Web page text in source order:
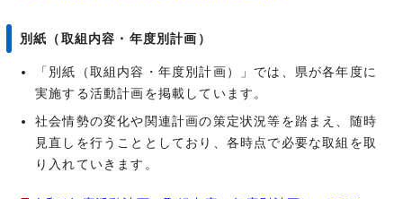
別紙（取組内容・年度別計画）
「別紙（取組内容・年度別計画）」では、県が各年度に
実施する活動計画を掲載しています。
社会情勢の変化や関連計画の策定状況等を踏まえ、随時
見直しを行うこととしており、各時点で必要な取組を取
り入れていきます。